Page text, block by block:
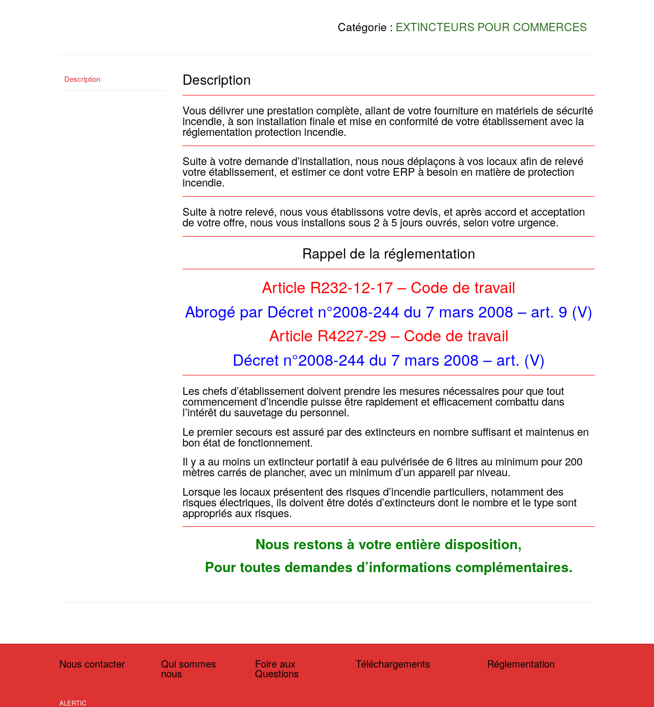
Catégorie : EXTINCTEURS POUR COMMERCES
Description Description
Vous délivrer une prestation complète, allant de votre fourniture en matériels de sécurité
incendie, à son installation finale et mise en conformité de votre établissement avec la
réglementation protection incendie.
Suite à votre demande d’installation, nous nous déplaçons à vos locaux afin de relevé
votre établissement, et estimer ce dont votre ERP à besoin en matière de protection
incendie.
Suite à notre relevé, nous vous établissons votre devis, et après accord et acceptation
de votre offre, nous vous installons sous 2 à 5 jours ouvrés, selon votre urgence.
Rappel de la réglementation
Article R232-12-17 – Code de travail
Abrogé par Décret n°2008-244 du 7 mars 2008 – art. 9 (V)
Article R4227-29 – Code de travail
Décret n°2008-244 du 7 mars 2008 – art. (V)
Les chefs d’établissement doivent prendre les mesures nécessaires pour que tout
commencement d’incendie puisse être rapidement et efficacement combattu dans
l’intérêt du sauvetage du personnel.
Le premier secours est assuré par des extincteurs en nombre suffisant et maintenus en
bon état de fonctionnement.
Il y a au moins un extincteur portatif à eau pulvérisée de 6 litres au minimum pour 200
mètres carrés de plancher, avec un minimum d’un appareil par niveau.
Lorsque les locaux présentent des risques d’incendie particuliers, notamment des
risques électriques, ils doivent être dotés d’extincteurs dont le nombre et le type sont
appropriés aux risques.
Nous restons à votre entière disposition,
Pour toutes demandes d’informations complémentaires.
Nous contacter
ALERTIC
Qui sommes
nous
Foire aux
Questions
Téléchargements Réglementation